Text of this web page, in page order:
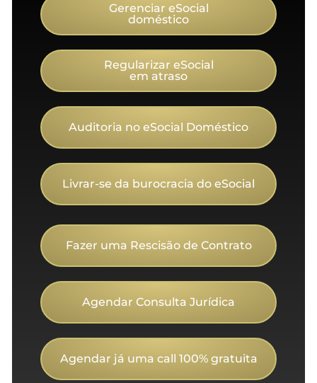
Gerenciar eSocial
doméstico
Regularizar eSocial
em atraso
Auditoria no eSocial Doméstico
Livrar-se da burocracia do eSocial
Fazer uma Rescisão de Contrato
Agendar Consulta Jurídica
Agendar já uma call 100% gratuita